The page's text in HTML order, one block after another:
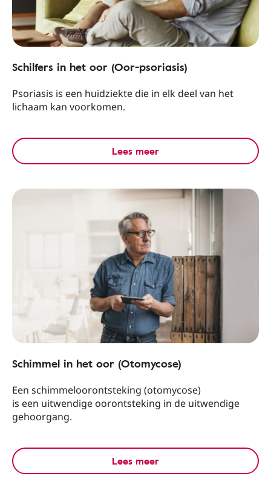
Schilfers in het oor (Oor-psoriasis)
Psoriasis is een huidziekte die in elk deel van het
lichaam kan voorkomen.
Lees meer
Schimmel in het oor (Otomycose)
Een schimmeloorontsteking (otomycose)
is een uitwendige oorontsteking in de uitwendige
gehoorgang.
Lees meer